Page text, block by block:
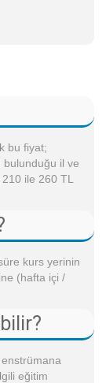
bu fiyat;
il ve
ile 260 TL
kurs yerinin
(hafta içi /
eğitim